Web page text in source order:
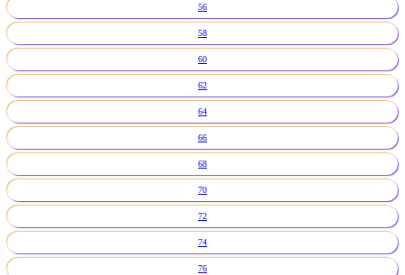
56
58
60
62
64
66
68
70
72
74
76